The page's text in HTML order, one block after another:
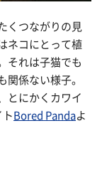
くつながりの見
ネコにとって植
それは子猫でも
関係ない様子。
とにかくカワイ
Bored Pandaよ